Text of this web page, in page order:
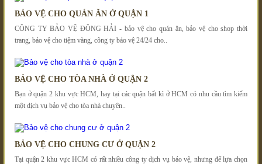
BẢO VỆ CHO QUÁN ĂN Ở QUẬN 1
CÔNG TY BẢO VỆ ĐÔNG HẢI - bảo vệ cho quán ăn, bảo vệ cho shop thời
trang, bảo vệ cho tiệm vàng, công ty bảo vệ 24/24 cho..
BẢO VỆ CHO TÒA NHÀ Ở QUẬN 2
Bạn ở quận 2 khu vực HCM, hay tại các quận bất kì ở HCM có nhu cầu tìm kiếm
một dịch vụ bảo vệ cho tòa nhà chuyên..
BẢO VỆ CHO CHUNG CƯ Ở QUẬN 2
Tại quận 2 khu vực HCM có rất nhiều công ty dịch vụ bảo vệ, nhưng để lựa chọn